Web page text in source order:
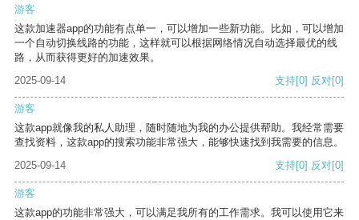
游客
这款加速器app的功能有点单一，可以增加一些新功能。比如，可以增加
一个自动切换线路的功能，这样就可以根据网络情况自动选择最优的线
路，从而获得更好的加速效果。
2025-09-14
支持[0] 反对[0]
游客
这款app就像我的私人助理，随时随地为我的办公提供帮助。我经常需要
查找资料，这款app的搜索功能非常强大，能够快速找到我需要的信息。
2025-09-14
支持[0] 反对[0]
游客
这款app的功能非常强大，可以满足我所有的工作需求。我可以使用它来